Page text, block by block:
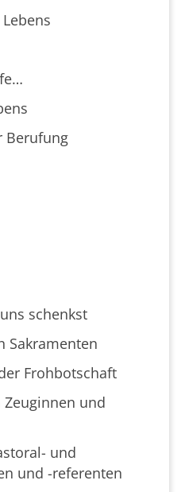
Berufung
schenkst
Sakramenten
Frohbotschaft
und
und
und -referenten